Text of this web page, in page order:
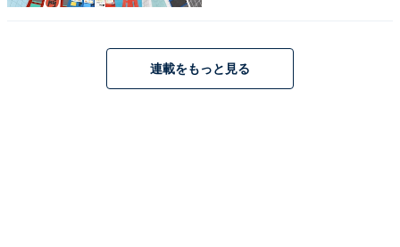
連載をもっと見る